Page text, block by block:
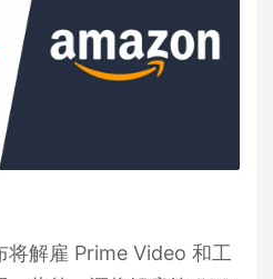
将解雇 Prime Video 和工